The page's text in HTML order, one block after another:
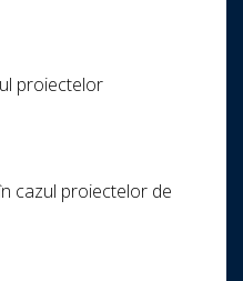
proiectelor
cazul proiectelor de